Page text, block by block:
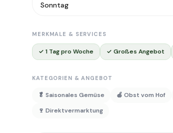
Sonntag
MERKMALE & SERVICES
✓ 1 Tag pro Woche ✓ Großes Angebot
KATEGORIEN & ANGEBOT
🥬 Saisonales Gemüse 🍎 Obst vom Hof
🍷 Direktvermarktung